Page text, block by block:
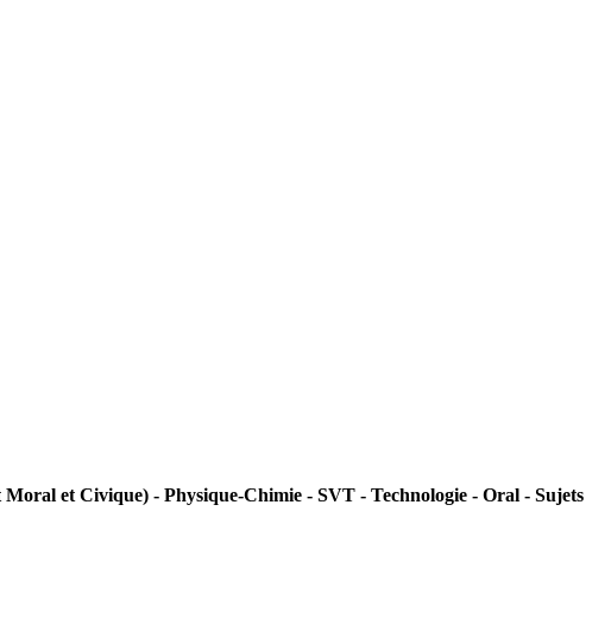
et Civique) - Physique-Chimie - SVT - Technologie - Oral - Sujets